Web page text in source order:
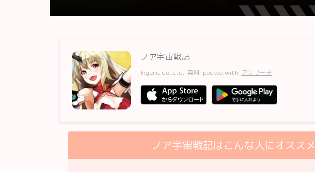
ノア宇宙戦記
Ingame Co.,Ltd. 無料 posted with アプリーチ
ノア宇宙戦記はこんな人にオススメ